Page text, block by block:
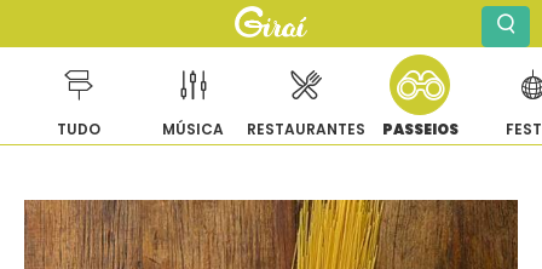
para
o
conteúdo
TUDO MÚSICA RESTAURANTES PASSEIOS